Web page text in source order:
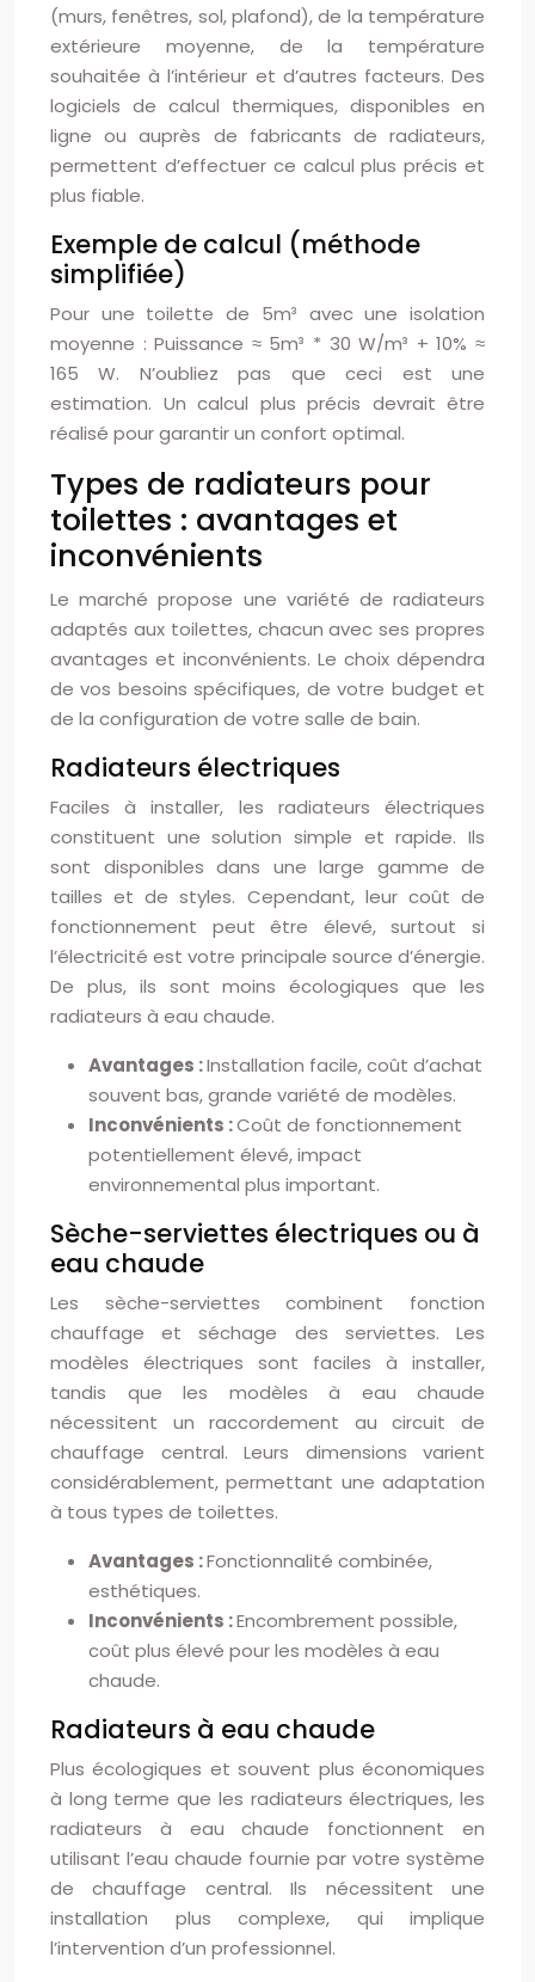
(murs, fenêtres, sol, plafond), de la température
extérieure moyenne, de la température
souhaitée à l’intérieur et d’autres facteurs. Des
logiciels de calcul thermiques, disponibles en
ligne ou auprès de fabricants de radiateurs,
permettent d’effectuer ce calcul plus précis et
plus fiable.
Exemple de calcul (méthode
simplifiée)
Pour une toilette de 5m³ avec une isolation
moyenne : Puissance ≈ 5m³ * 30 W/m³ + 10% ≈
165 W. N’oubliez pas que ceci est une
estimation. Un calcul plus précis devrait être
réalisé pour garantir un confort optimal.
Types de radiateurs pour
toilettes : avantages et
inconvénients
Le marché propose une variété de radiateurs
adaptés aux toilettes, chacun avec ses propres
avantages et inconvénients. Le choix dépendra
de vos besoins spécifiques, de votre budget et
de la configuration de votre salle de bain.
Radiateurs électriques
Faciles à installer, les radiateurs électriques
constituent une solution simple et rapide. Ils
sont disponibles dans une large gamme de
tailles et de styles. Cependant, leur coût de
fonctionnement peut être élevé, surtout si
l’électricité est votre principale source d’énergie.
De plus, ils sont moins écologiques que les
radiateurs à eau chaude.
Avantages :Installation facile, coût d’achat
souvent bas, grande variété de modèles.
Inconvénients :Coût de fonctionnement
potentiellement élevé, impact
environnemental plus important.
Sèche-serviettes électriques ou à
eau chaude
Les sèche-serviettes combinent fonction
chauffage et séchage des serviettes. Les
modèles électriques sont faciles à installer,
tandis que les modèles à eau chaude
nécessitent un raccordement au circuit de
chauffage central. Leurs dimensions varient
considérablement, permettant une adaptation
à tous types de toilettes.
Avantages :Fonctionnalité combinée,
esthétiques.
Inconvénients :Encombrement possible,
coût plus élevé pour les modèles à eau
chaude.
Radiateurs à eau chaude
Plus écologiques et souvent plus économiques
à long terme que les radiateurs électriques, les
radiateurs à eau chaude fonctionnent en
utilisant l’eau chaude fournie par votre système
de chauffage central. Ils nécessitent une
installation plus complexe, qui implique
l’intervention d’un professionnel.